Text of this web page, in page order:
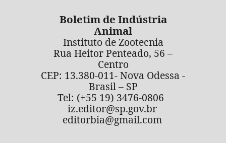
Boletim de Indústria
Animal
Instituto de Zootecnia
Rua Heitor Penteado, 56 –
Centro
CEP: 13.380-011- Nova Odessa -
Brasil – SP
Tel: (+55 19) 3476-0806
iz.editor@sp.gov.br
editorbia@gmail.com